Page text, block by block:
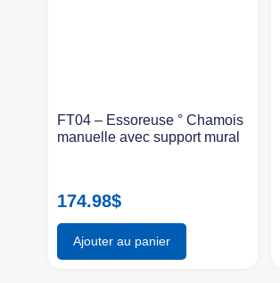
FT04 – Essoreuse ° Chamois
manuelle avec support mural
174.98$
Ajouter au panier